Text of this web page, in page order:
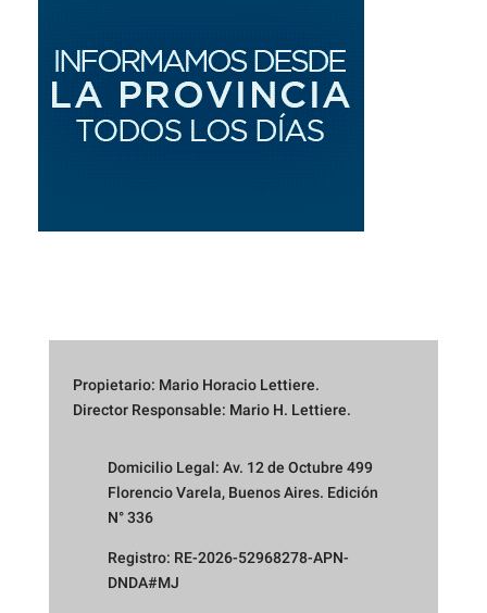
Propietario: Mario Horacio Lettiere.
Director Responsable: Mario H. Lettiere.
Domicilio Legal: Av. 12 de Octubre 499
Florencio Varela, Buenos Aires. Edición
N° 336
Registro: RE-2026-52968278-APN-
DNDA#MJ